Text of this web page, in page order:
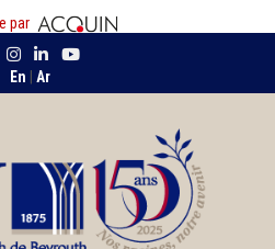
par
En Ar